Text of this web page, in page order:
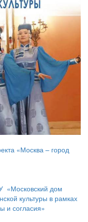
«Москва – город
«Московский дом
культуры в рамках
и согласия»